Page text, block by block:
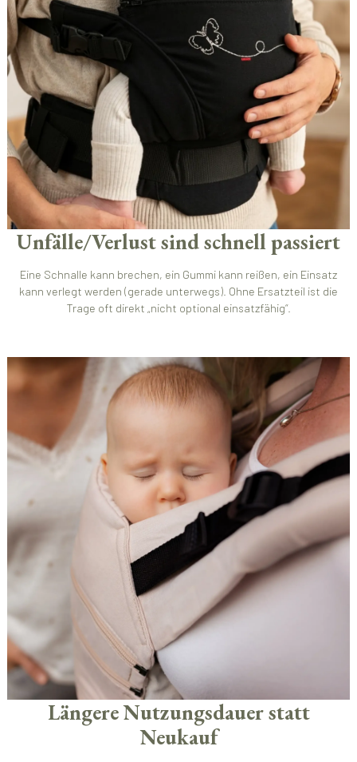
Unfälle/Verlust sind schnell passiert
Eine Schnalle kann brechen, ein Gummi kann reißen, ein Einsatz
kann verlegt werden (gerade unterwegs). Ohne Ersatzteil ist die
Trage oft direkt „nicht optional einsatzfähig“.
Längere Nutzungsdauer statt
Neukauf